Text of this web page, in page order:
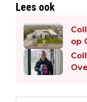
Lees ook
op